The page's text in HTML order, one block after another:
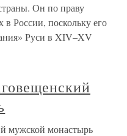
Он по праву
в России, поскольку его
Руси в XIV–XV
мужской монастырь